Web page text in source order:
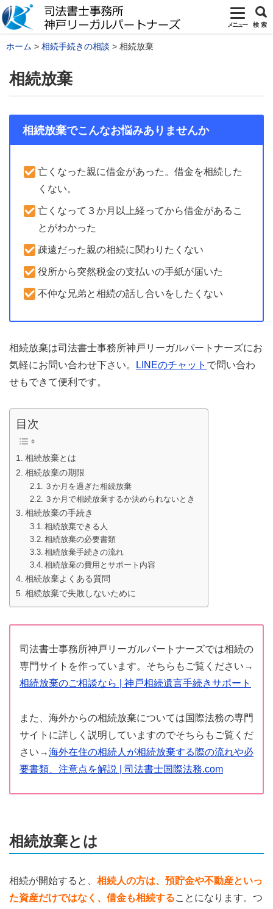
メニュー 検 索
ホーム 相続手続きの相談 相続放棄
相続放棄
相続放棄でこんなお悩みありませんか
亡くなった親に借金があった。借金を相続した
くない。
亡くなって３か月以上経ってから借金があるこ
とがわかった
疎遠だった親の相続に関わりたくない
役所から突然税金の支払いの手紙が届いた
不仲な兄弟と相続の話し合いをしたくない
相続放棄は司法書士事務所神戸リーガルパートナーズにお
気軽にお問い合わせ下さい。
LINEのチャット で問い合わ
せもできて便利です。
目次
相続放棄とは
相続放棄の期限
３か月を過ぎた相続放棄
３か月で相続放棄するか決められないとき
相続放棄の手続き
相続放棄できる人
相続放棄の必要書類
相続放棄手続きの流れ
相続放棄の費用とサポート内容
相続放棄よくある質問
相続放棄で失敗しないために
司法書士事務所神戸リーガルパートナーズでは相続の
専門サイトを作っています。そちらもご覧ください→
相続放棄のご相談なら | 神戸相続遺言手続きサポート
また、海外からの相続放棄については国際法務の専門
サイトに詳しく説明していますのでそちらもご覧くだ
さい→海外在住の相続人が相続放棄する際の流れや必
要書類、注意点を解説 | 司法書士国際法務.com
相続放棄とは
相続が開始すると、 相続人の方は、預貯金や不動産といっ
た資産だけではなく、借金も相続することになります。つ